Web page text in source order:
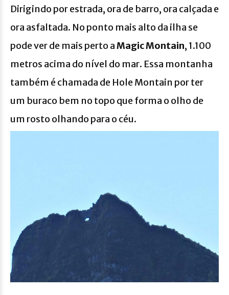
Dirigindo por estrada, ora de barro, ora calçada e
ora asfaltada. No ponto mais alto da ilha se
pode ver de mais perto aMagic Montain, 1.100
metros acima do nível do mar. Essa montanha
também é chamada de Hole Montain por ter
um buraco bem no topo que forma o olho de
um rosto olhando para o céu.